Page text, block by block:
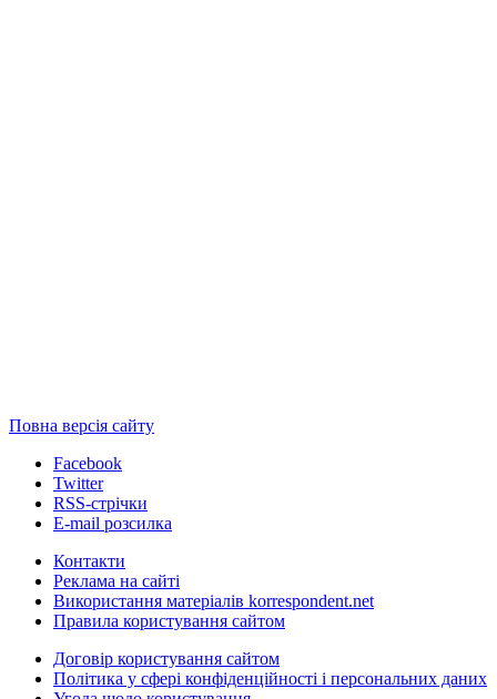
Повна версія сайту
Facebook
Twitter
RSS-стрічки
E-mail розсилка
Контакти
Реклама на сайті
Використання матеріалів korrespondent.net
Правила користування сайтом
Договір користування сайтом
Політика у сфері конфіденційності і персональних даних